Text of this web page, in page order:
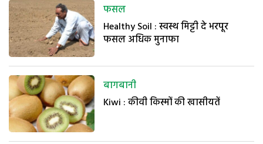
फसल
Healthy Soil : स्वस्थ मिट्टी दे भरपूर
फसल अधिक मुनाफा
बागबानी
Kiwi : कीवी किस्मों की खासीयतें